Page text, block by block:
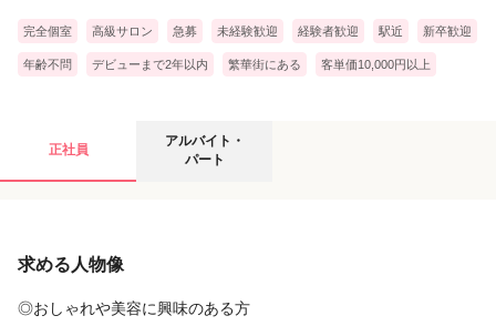
◆残業手当
◆職能手当
完全個室 高級サロン 急募 未経験歓迎 経験者歓迎 駅近 新卒歓迎
年齢不問 デビューまで2年以内 繁華街にある 客単価10,000円以上
アルバイト・パートの募集要項
時給1,200円〜1,600円
＜試用期間あり＞ 1ヶ月 〜 2ヶ月 / 時給 1,200円 〜 1,600円
正社員
アルバイト・
パート
求める人物像
◎おしゃれや美容に興味のある方